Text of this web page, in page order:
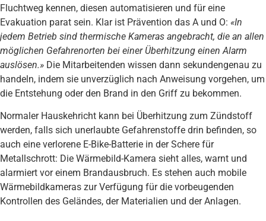
Fluchtweg kennen, diesen automatisieren und für eine
Evakuation parat sein. Klar ist Prävention das A und O: «In
jedem Betrieb sind thermische Kameras angebracht, die an allen
möglichen Gefahrenorten bei einer Überhitzung einen Alarm
auslösen.» Die Mitarbeitenden wissen dann sekundengenau zu
handeln, indem sie unverzüglich nach Anweisung vorgehen, um
die Entstehung oder den Brand in den Griff zu bekommen.
Normaler Hauskehricht kann bei Überhitzung zum Zündstoff
werden, falls sich unerlaubte Gefahrenstoffe drin befinden, so
auch eine verlorene E-Bike-Batterie in der Schere für
Metallschrott: Die Wärmebild-Kamera sieht alles, warnt und
alarmiert vor einem Brandausbruch. Es stehen auch mobile
Wärmebildkameras zur Verfügung für die vorbeugenden
Kontrollen des Geländes, der Materialien und der Anlagen.